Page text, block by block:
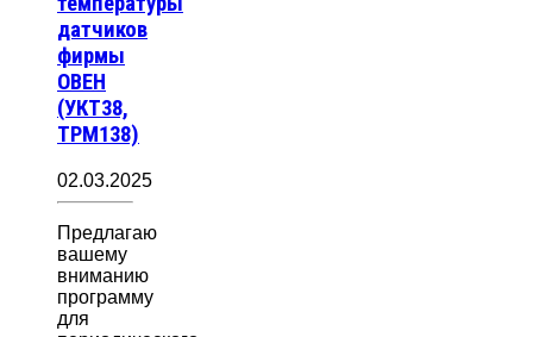
датчиков
фирмы
ОВЕН
(УКТ38,
ТРМ138)
02.03.2025
Предлагаю
вашему
вниманию
программу
для